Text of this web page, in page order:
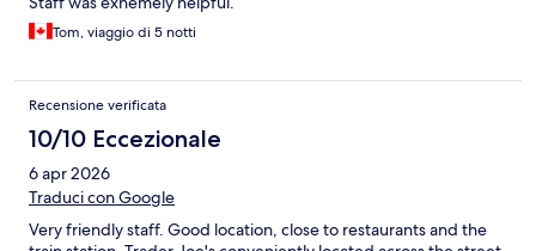
Tom, viaggio di 5 notti
Recensione verificata
10/10 Eccezionale
6 apr 2026
Traduci con Google
Very friendly staff. Good location, close to restaurants and the